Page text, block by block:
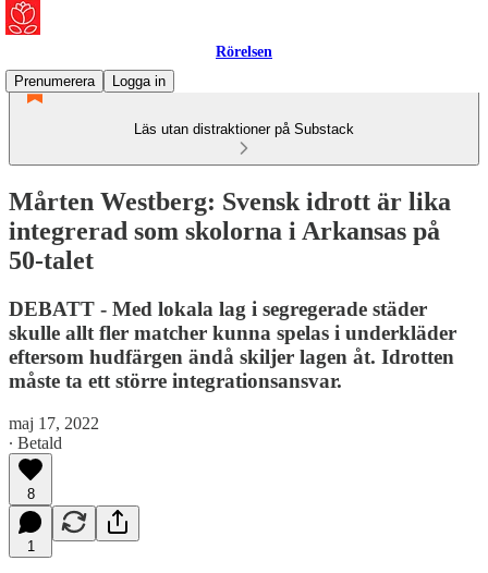
Rörelsen
Prenumerera
Logga in
Läs utan distraktioner på Substack
Mårten Westberg: Svensk idrott är lika
integrerad som skolorna i Arkansas på
50-talet
DEBATT - Med lokala lag i segregerade städer
skulle allt fler matcher kunna spelas i underkläder
eftersom hudfärgen ändå skiljer lagen åt. Idrotten
måste ta ett större integrationsansvar.
maj 17, 2022
∙ Betald
8
1